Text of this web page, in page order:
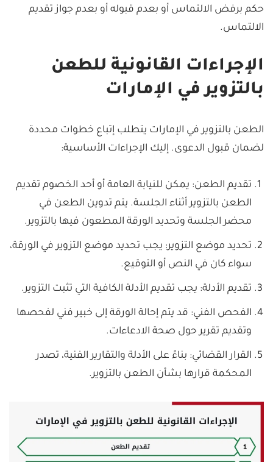
حكم برفض الالتماس أو بعدم قبوله أو بعدم جواز تقديم
الالتماس.
الإجراءات القانونية للطعن
بالتزوير في الإمارات
الطعن بالتزوير في الإمارات يتطلب إتباع خطوات محددة
لضمان قبول الدعوى. إليك الإجراءات الأساسية:
تقديم الطعن: يمكن للنيابة العامة أو أحد الخصوم تقديم
الطعن بالتزوير أثناء الجلسة. يتم تدوين الطعن في
محضر الجلسة وتحديد الورقة المطعون فيها بالتزوير.
تحديد موضع التزوير: يجب تحديد موضع التزوير في الورقة،
سواء كان في النص أو التوقيع.
تقديم الأدلة: يجب تقديم الأدلة الكافية التي تثبت التزوير.
الفحص الفني: قد يتم إحالة الورقة إلى خبير فني لفحصها
وتقديم تقرير حول صحة الادعاءات.
القرار القضائي: بناءً على الأدلة والتقارير الفنية، تصدر
المحكمة قرارها بشأن الطعن بالتزوير.